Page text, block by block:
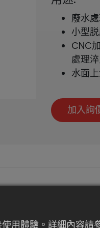
廢水
小型
CNC
處理
水面
加入詢
用體驗。詳細內容